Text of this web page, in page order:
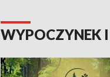
WYPOCZYNEK